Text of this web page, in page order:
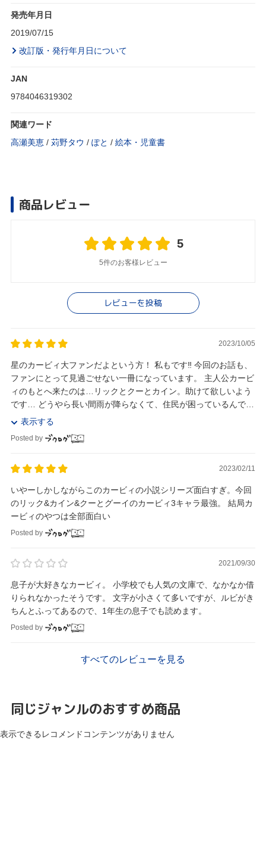
発売年月日
2019/07/15
改訂版・発行年月日について
JAN
9784046319302
関連ワード
高瀬美恵 / 苅野タウ / ぽと / 絵本・児童書
商品レビュー
5
5件のお客様レビュー
レビューを投稿
2023/10/05
星のカービィ大ファンだよという方！ 私もです‼︎ 今回のお話も、
ファンにとって見過ごせない一冊になっています。 主人公カービ
ィのもとへ来たのは…リックとクーとカイン。助けて欲しいよう
です… どうやら長い間雨が降らなくて、住民が困っているんで
す。 虹の島へ来たカービィ。 するとある...
表示する
Posted by
2023/02/11
いやーしかしながらこのカービィの小説シリーズ面白すぎ。今回
のリック&カイン&クーとグーイのカービィ3キャラ最強。 結局カ
ービィのやつは全部面白い
Posted by
2021/09/30
息子が大好きなカービィ。 小学校でも人気の文庫で、なかなか借
りられなかったそうです。 文字が小さくて多いですが、ルビがき
ちんとふってあるので、1年生の息子でも読めます。
Posted by
すべてのレビューを見る
同じジャンルのおすすめ商品
表示できるレコメンドコンテンツがありません